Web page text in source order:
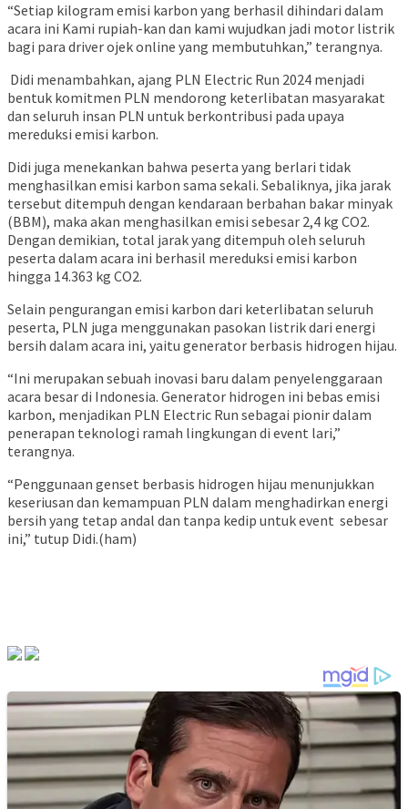
“Setiap kilogram emisi karbon yang berhasil dihindari dalam
acara ini Kami rupiah-kan dan kami wujudkan jadi motor listrik
bagi para driver ojek online yang membutuhkan,” terangnya.
Didi menambahkan, ajang PLN Electric Run 2024 menjadi
bentuk komitmen PLN mendorong keterlibatan masyarakat
dan seluruh insan PLN untuk berkontribusi pada upaya
mereduksi emisi karbon.
Didi juga menekankan bahwa peserta yang berlari tidak
menghasilkan emisi karbon sama sekali. Sebaliknya, jika jarak
tersebut ditempuh dengan kendaraan berbahan bakar minyak
(BBM), maka akan menghasilkan emisi sebesar 2,4 kg CO2.
Dengan demikian, total jarak yang ditempuh oleh seluruh
peserta dalam acara ini berhasil mereduksi emisi karbon
hingga 14.363 kg CO2.
Selain pengurangan emisi karbon dari keterlibatan seluruh
peserta, PLN juga menggunakan pasokan listrik dari energi
bersih dalam acara ini, yaitu generator berbasis hidrogen hijau.
“Ini merupakan sebuah inovasi baru dalam penyelenggaraan
acara besar di Indonesia. Generator hidrogen ini bebas emisi
karbon, menjadikan PLN Electric Run sebagai pionir dalam
penerapan teknologi ramah lingkungan di event lari,”
terangnya.
“Penggunaan genset berbasis hidrogen hijau menunjukkan
keseriusan dan kemampuan PLN dalam menghadirkan energi
bersih yang tetap andal dan tanpa kedip untuk event sebesar
ini,” tutup Didi.(ham)